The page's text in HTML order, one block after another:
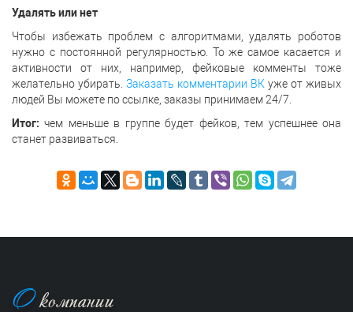
Удалять или нет
Чтобы избежать проблем с алгоритмами, удалять роботов
нужно с постоянной регулярностью. То же самое касается и
активности от них, например, фейковые комменты тоже
желательно убирать. Заказать комментарии ВК уже от живых
людей Вы можете по ссылке, заказы принимаем 24/7.
Итог: чем меньше в группе будет фейков, тем успешнее она
станет развиваться.
Окомпании